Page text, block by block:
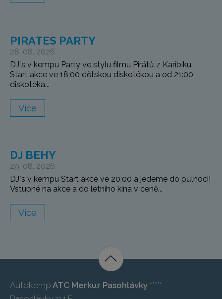
PIRATES PARTY
28. 08. 2026
DJ`s v kempu Party ve stylu filmu Pirátů z Karibiku.
Start akce ve 18:00 dětskou diskotékou a od 21:00
diskotéka...
Více
DJ BEHY
29. 08. 2026
DJ`s v kempu Start akce ve 20:00 a jedeme do půlnoci!
Vstupné na akce a do letního kina v ceně...
Více
Autokemp ATC Merkur Pasohlávky *****